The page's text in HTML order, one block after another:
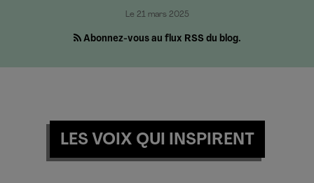
Abonnez-vous au flux RSS du blog.
Le 21 mars 2025
LES VOIX QUI INSPIRENT